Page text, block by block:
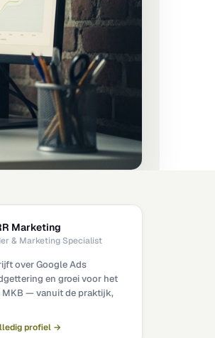
Marketing
& Marketing Specialist
over Google Ads
en groei voor het
MKB — vanuit de praktijk,
profiel →